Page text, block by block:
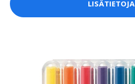
LISÄTIETOJA